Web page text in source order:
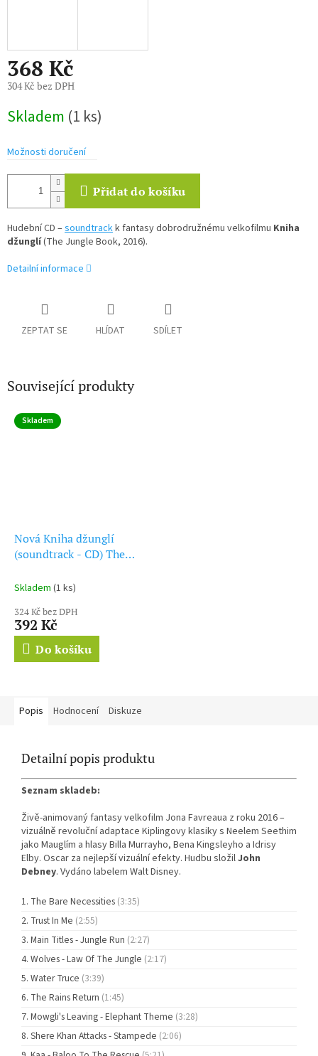
368 Kč
304 Kč bez DPH
cena:
Skladem (1 ks)
Možnosti doručení
Přidat do košíku
Hudební CD –soundtrackk fantasy dobrodružnému velkofilmu Kniha
džunglí(The Jungle Book, 2016).
Detailní informace
ZEPTAT SE HLÍDAT SDÍLET
Související produkty
Skladem
Nová Kniha džunglí
(soundtrack - CD) The
Skladem (1 ks)
324 Kč bez DPH
392 Kč
Do košíku
Popis Hodnocení Diskuze
Detailní popis produktu
Seznam skladeb:
Živě-animovaný fantasy velkofilm Jona Favreaua z roku 2016 –
vizuálně revoluční adaptace Kiplingovy klasiky s Neelem Seethim
jako Mauglím a hlasy Billa Murrayho, Bena Kingsleyho a Idrisy
Elby. Oscar za nejlepší vizuální efekty. Hudbu složilJohn
Debney. Vydáno labelem Walt Disney.
The Bare Necessities (3:35)
Trust In Me (2:55)
Main Titles - Jungle Run (2:27)
Wolves - Law Of The Jungle (2:17)
Water Truce (3:39)
The Rains Return (1:45)
Mowgli's Leaving - Elephant Theme (3:28)
Shere Khan Attacks - Stampede (2:06)